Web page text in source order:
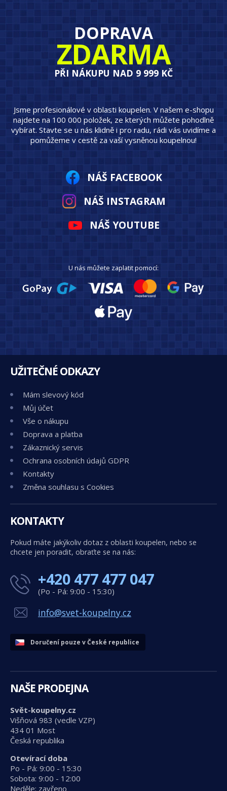
DOPRAVA
ZDARMA
PŘI NÁKUPU NAD 9 999 KČ
Jsme profesionálové v oblasti koupelen. V našem e-shopu
najdete na 100 000 položek, ze kterých můžete pohodlně
vybírat. Stavte se u nás klidně i pro radu, rádi vás uvidíme a
pomůžeme v cestě za vaší vysněnou koupelnou!
NÁŠ FACEBOOK
NÁŠ INSTAGRAM
NÁŠ YOUTUBE
U nás můžete zaplatit pomocí:
UŽITEČNÉ ODKAZY
Mám slevový kód
Můj účet
Vše o nákupu
Doprava a platba
Zákaznický servis
Ochrana osobních údajů GDPR
Kontakty
Změna souhlasu s Cookies
KONTAKTY
Pokud máte jakýkoliv dotaz z oblasti koupelen, nebo se
chcete jen poradit, obraťte se na nás:
+420 477 477 047
(Po - Pá: 9:00 - 15:30)
info@svet-koupelny.cz
Doručení pouze v České republice
NAŠE PRODEJNA
Svět-koupelny.cz
Višňová 983 (vedle VZP)
434 01 Most
Česká republika
Otevírací doba
Po - Pá: 9:00 - 15:30
Sobota: 9:00 - 12:00
Neděle: zavřeno